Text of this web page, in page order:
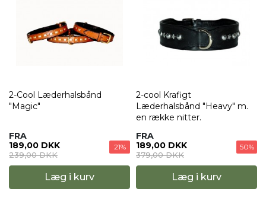
2-Cool Læderhalsbånd
"Magic"
FRA
189,00 DKK
239,00 DKK
21%
Læg i kurv
2-cool Krafigt
Læderhalsbånd "Heavy" m.
en række nitter.
FRA
189,00 DKK
379,00 DKK
50%
Læg i kurv